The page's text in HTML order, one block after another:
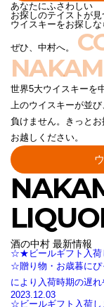
あなたにふさわしい
お探しのテイストが見
ウイスキーをお探しな
ぜひ、中村へ。
世界5大ウイスキーを
上のウイスキーが並
負けません。きっと
お越しください。
酒の中村 最新情報
☆★ビールギフト入
☆贈り物・お歳暮に
により入荷時期の遅
2023.12.03
☆ビールギフト入荷